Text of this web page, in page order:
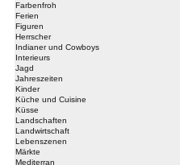
Farbenfroh
Ferien
Figuren
Herrscher
Indianer und Cowboys
Interieurs
Jagd
Jahreszeiten
Kinder
Küche und Cuisine
Küsse
Landschaften
Landwirtschaft
Lebenszenen
Märkte
Mediterran